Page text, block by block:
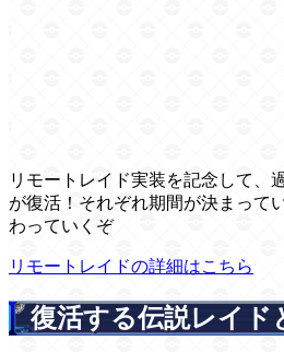
リモートレイド実装を記念して、
が復活！それぞれ期間が決まって
わっていくぞ
リモートレイドの詳細はこちら
復活する伝説レイド